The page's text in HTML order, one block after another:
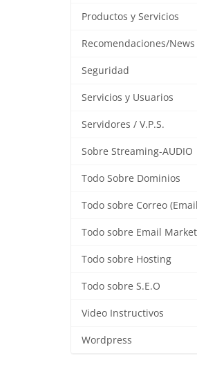
Productos y Servicios
Recomendaciones/News
Seguridad
Servicios y Usuarios
Servidores / V.P.S.
Sobre Streaming-AUDIO
Todo Sobre Dominios
Todo sobre Correo
Todo sobre Email
Todo sobre Hosting
Todo sobre S.E.O
Video Instructivos
Wordpress